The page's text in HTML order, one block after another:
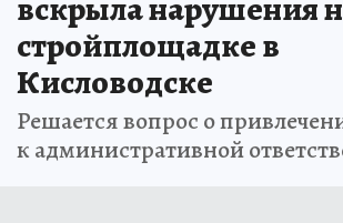
вскрыла нарушения
стройплощадке в
Кисловодске
Решается вопрос о
к административной